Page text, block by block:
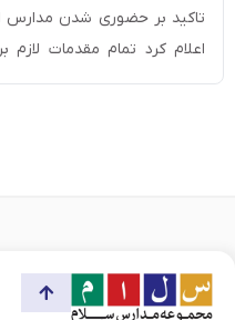
تاکید بر حضوری شدن مدارس
اعلام کرد تمام مقدمات
کلاس درس جدید، فراهم